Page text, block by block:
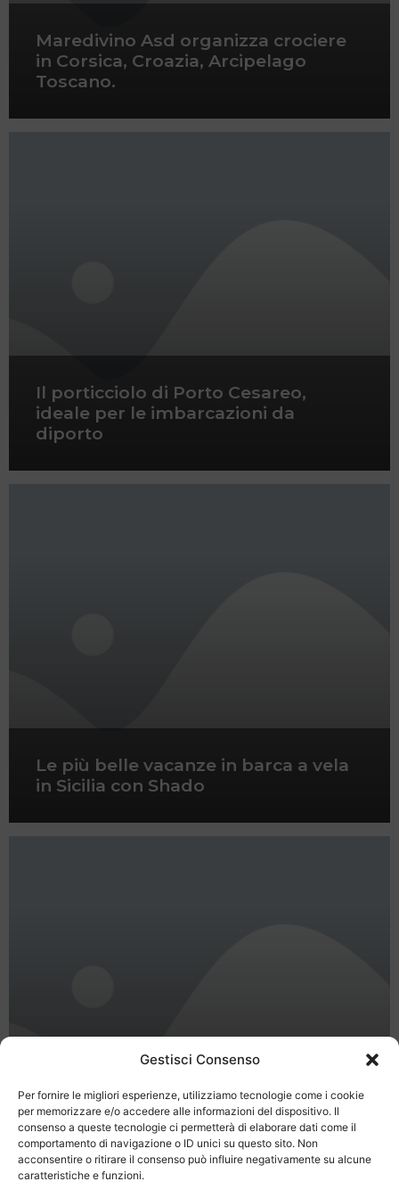
Gestisci Consenso
Per fornire le migliori esperienze, utilizziamo tecnologie come i cookie
per memorizzare e/o accedere alle informazioni del dispositivo. Il
consenso a queste tecnologie ci permetterà di elaborare dati come il
comportamento di navigazione o ID unici su questo sito. Non
acconsentire o ritirare il consenso può influire negativamente su alcune
caratteristiche e funzioni.
Maredivino Asd organizza crociere
in Corsica, Croazia, Arcipelago
Toscano.
Il porticciolo di Porto Cesareo,
ideale per le imbarcazioni da
diporto
Le più belle vacanze in barca a vela
in Sicilia con Shado
WWW.EOLNET.IT il portale delle
isole Eolie